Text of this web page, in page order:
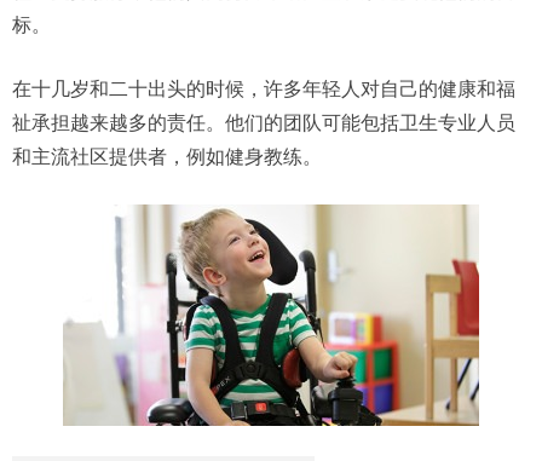
标。
在十几岁和二十出头的时候，许多年轻人对自己的健康和福
祉承担越来越多的责任。他们的团队可能包括卫生专业人员
和主流社区提供者，例如健身教练。